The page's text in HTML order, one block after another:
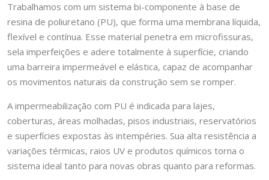
Trabalhamos com um sistema bi-componente à base de
resina de poliuretano (PU), que forma uma membrana líquida,
flexível e contínua. Esse material penetra em microfissuras,
sela imperfeições e adere totalmente à superfície, criando
uma barreira impermeável e elástica, capaz de acompanhar
os movimentos naturais da construção sem se romper.
A impermeabilização com PU é indicada para lajes,
coberturas, áreas molhadas, pisos industriais, reservatórios
e superfícies expostas às intempéries. Sua alta resistência a
variações térmicas, raios UV e produtos químicos torna o
sistema ideal tanto para novas obras quanto para reformas.